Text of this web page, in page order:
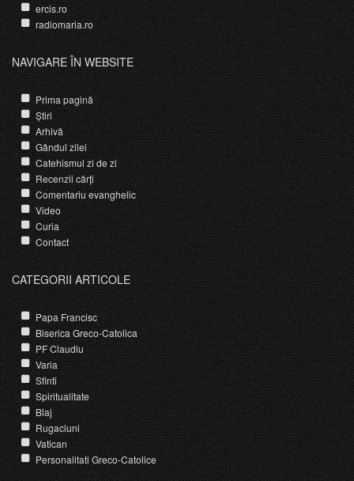
ercis.ro
radiomaria.ro
NAVIGARE ÎN WEBSITE
Prima pagină
Știri
Arhivă
Gândul zilei
Catehismul zi de zi
Recenzii cărți
Comentariu evanghelic
Video
Curia
Contact
CATEGORII ARTICOLE
Papa Francisc
Biserica Greco-Catolica
PF Claudiu
Varia
Sfinti
Spiritualitate
Blaj
Rugaciuni
Vatican
Personalitati Greco-Catolice